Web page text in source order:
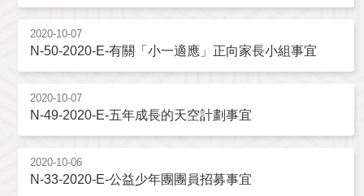
2020-10-07
N-50-2020-E-有關「小一適應」正向家長小組事宜
2020-10-07
N-49-2020-E-五年成長的天空計劃事宜
2020-10-06
N-33-2020-E-公益少年團團員招募事宜